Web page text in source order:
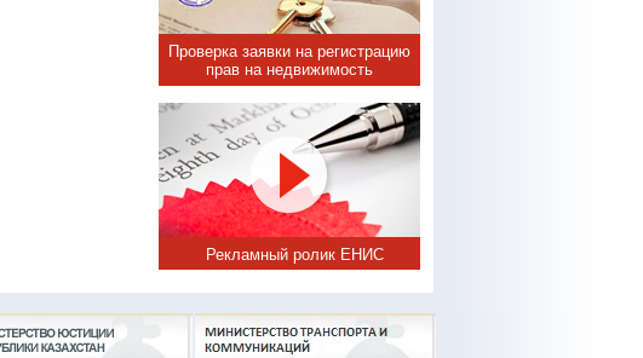
Проверка заявки на регистрацию
прав на недвижимость
Рекламный ролик ЕНИС